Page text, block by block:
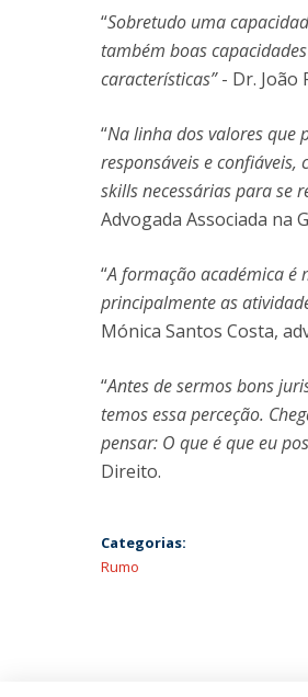
“Sobretudo uma
também boas
características”- Dr. João
“Na linha dos valores que
responsáveis e
skills necessárias para se
Advogada Associada na
“A formação académica é
principalmente as
Mónica Santos Costa,
“Antes de sermos bons
temos essa perceção.
pensar: O que é que eu
Direito.
Categorias:
Rumo